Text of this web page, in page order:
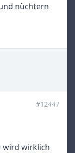
nüchtern
#12447
wird wirklich